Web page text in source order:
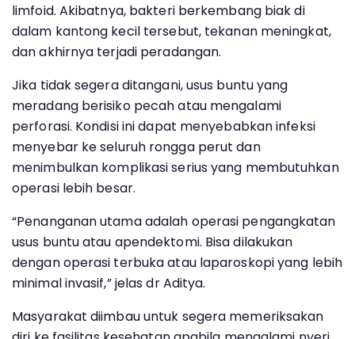
limfoid. Akibatnya, bakteri berkembang biak di
dalam kantong kecil tersebut, tekanan meningkat,
dan akhirnya terjadi peradangan.
Jika tidak segera ditangani, usus buntu yang
meradang berisiko pecah atau mengalami
perforasi. Kondisi ini dapat menyebabkan infeksi
menyebar ke seluruh rongga perut dan
menimbulkan komplikasi serius yang membutuhkan
operasi lebih besar.
“Penanganan utama adalah operasi pengangkatan
usus buntu atau apendektomi. Bisa dilakukan
dengan operasi terbuka atau laparoskopi yang lebih
minimal invasif,” jelas dr Aditya.
Masyarakat diimbau untuk segera memeriksakan